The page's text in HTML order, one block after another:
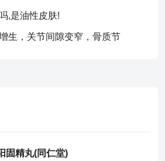
,是油性皮肤!
生，关节间隙变窄，骨质节
固精丸(同仁堂)